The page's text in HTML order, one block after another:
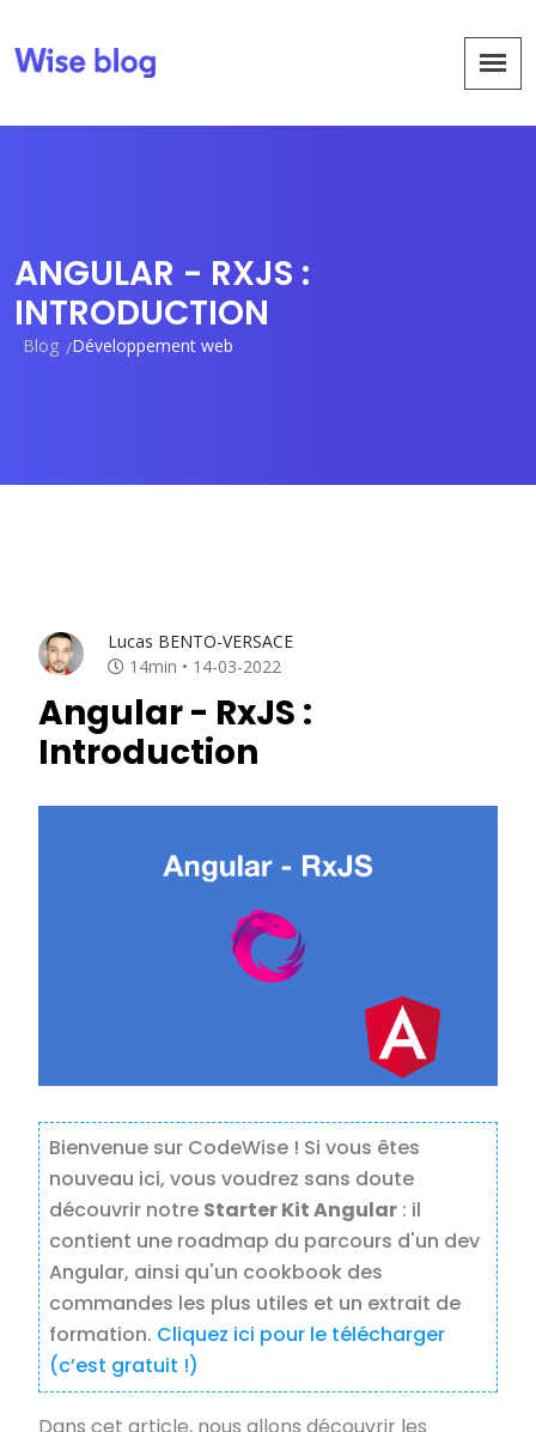
ANGULAR - RXJS :
INTRODUCTION
Blog Développement web
Lucas BENTO-VERSACE
14min • 14-03-2022
Angular - RxJS :
Introduction
Bienvenue sur CodeWise ! Si vous êtes
nouveau ici, vous voudrez sans doute
découvrir notre Starter Kit Angular : il
contient une roadmap du parcours d'un dev
Angular, ainsi qu'un cookbook des
commandes les plus utiles et un extrait de
formation. Cliquez ici pour le télécharger
(c’est gratuit !)
Dans cet article, nous allons découvrir les